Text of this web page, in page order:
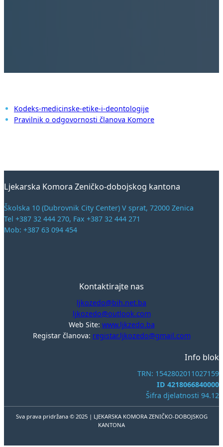
Kodeks-medicinske-etike-i-deontologije
Pravilnik o odgovornosti članova Komore
Ljekarska Komora Zeničko-dobojskog kantona
Školska 10 (Dubrovnik City Center) V sprat, 72000 Zenica
Tel +387 32 444 270, Fax +387 32 444 271
Mob: +387 63 094 454
Kontaktirajte nas
ljkozedo@bih.net.ba
ljkozedo@outlook.com
Web Site: www.ljkzedo.ba
Registar članova: registar.ljkozedo@gmail.com
Info blok
TRN: 1542802011027159
ID 4218066840000
Šifra djelatnosti 94.12
Sva prava pridržana © 2025 | LJEKARSKA KOMORA ZENIČKO-DOBOJSKOG
KANTONA